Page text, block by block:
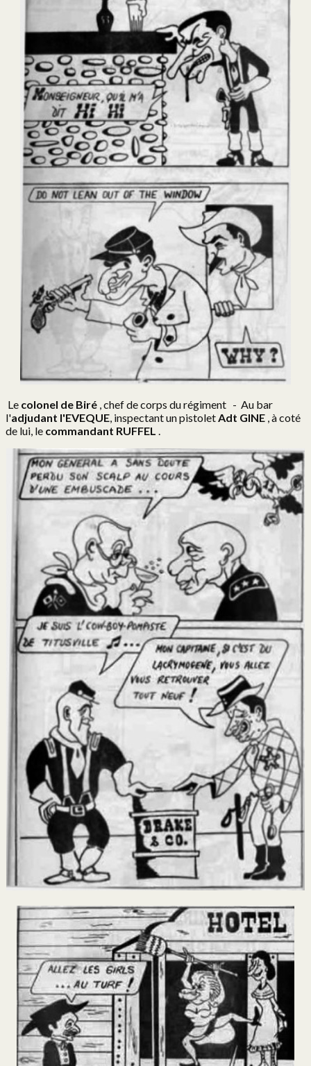
Poignards au 1ere RCP
Les livres 1er RCP
Le colonel de Biré , chef de corps du régiment - Au bar
l'adjudant l'EVEQUE, inspectant un pistoletAdt GINE , à coté
de lui, le commandant RUFFEL .